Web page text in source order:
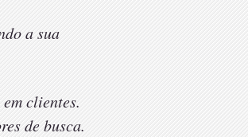
a sua
clientes.
de busca.